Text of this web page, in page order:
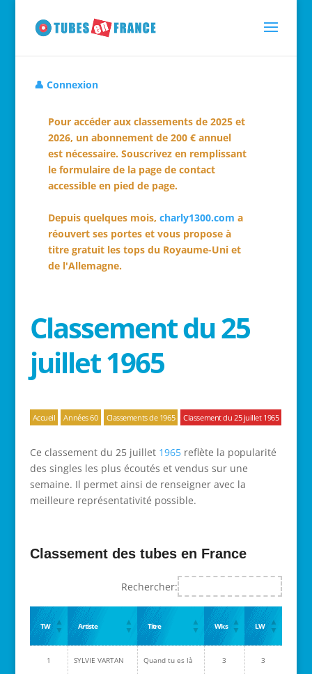
👤 Connexion
Pour accéder aux classements de 2025 et
2026, un abonnement de 200 € annuel
est nécessaire. Souscrivez en remplissant
le formulaire de la page de contact
accessible en pied de page.
Depuis quelques mois, charly1300.com a
réouvert ses portes et vous propose à
titre gratuit les tops du Royaume-Uni et
de l'Allemagne.
Classement du 25
juillet 1965
Accueil Années 60 Classements de 1965 Classement du 25 juillet 1965
Ce classement du 25 juillet 1965reflète la popularité
des singles les plus écoutés et vendus sur une
semaine. Il permet ainsi de renseigner avec la
meilleure représentativité possible.
Classement des tubes en France
Rechercher:
TW Artiste Titre Wks LW
1 SYLVIE VARTAN Quand tu es là 3 3